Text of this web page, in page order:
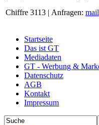
Chiffre 3113 | Anfragen:
Startseite
Das ist GT
Mediadaten
GT - Werbung &
Datenschutz
AGB
Kontakt
Impressum